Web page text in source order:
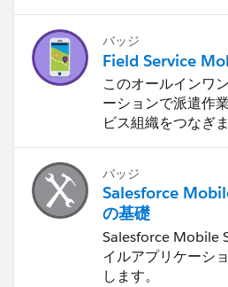
バッジ
Field Service
このオールインワ
ーションで派遣作
ビス組織をつなぎま
バッジ
Salesforce
の基礎
Salesforce Mobile
イルアプリケーシ
します。